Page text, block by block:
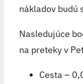
nákladov budú
Nasledujúce
na preteky v
Cesta –